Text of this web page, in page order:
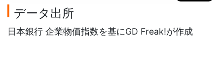
データ出所
日本銀行 企業物価指数を基にGD Freak!が作成